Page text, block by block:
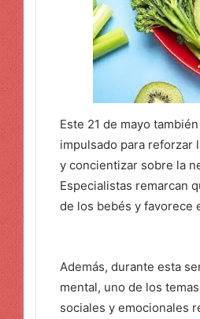
Este 21 de mayo
impulsado para reforzar
y concientizar sobre la
Especialistas remarcan
de los bebés y favorece
Además, durante esta
mental, uno de los
sociales y emocionales